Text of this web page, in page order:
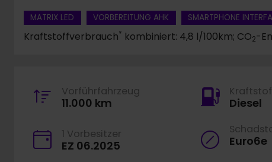
MATRIX LED VORBEREITUNG AHK SMARTPHONE
Kraftstoffverbrauch* kombiniert: 4,8 l/100km; CO2-
Vorführfahrzeug
11.000 km Diesel
1 Vorbesitzer
EZ 06.2025 Euro6e